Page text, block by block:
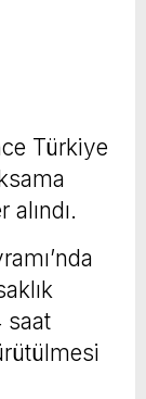
Türkiye
saat